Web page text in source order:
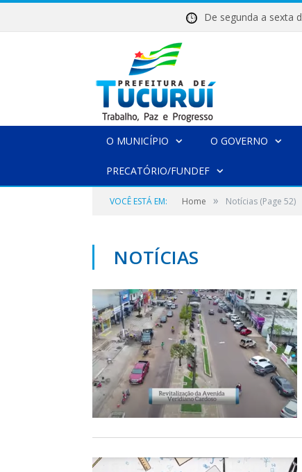
De segunda a
O MUNICÍPIO O GOVERNO
PRECATÓRIO/FUNDEF
VOCÊ ESTÁ EM: Home » Notícias (Page 52)
NOTÍCIAS